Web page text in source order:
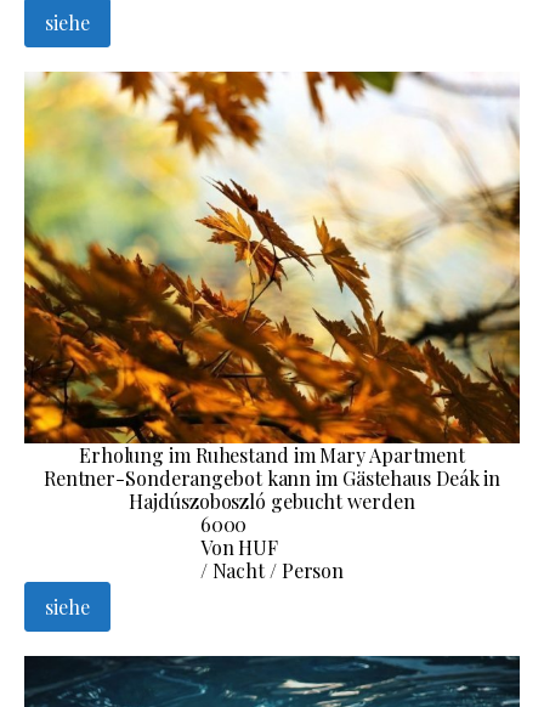
siehe
Erholung im Ruhestand im Mary Apartment
Rentner-Sonderangebot kann im Gästehaus Deák in
Hajdúszoboszló gebucht werden
6000
Von HUF
/ Nacht / Person
siehe